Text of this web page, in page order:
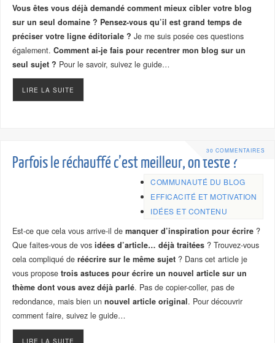
Vous êtes vous déjà demandé comment mieux cibler votre blog
sur un seul domaine ? Pensez-vous qu’il est grand temps de
préciser votre ligne éditoriale ? Je me suis posée ces questions
également. Comment ai-je fais pour recentrer mon blog sur un
seul sujet ? Pour le savoir, suivez le guide…
LIRE LA SUITE
30 COMMENTAIRES
Parfois le réchauffé c’est meilleur, on teste ?
COMMUNAUTÉ DU BLOG
EFFICACITÉ ET MOTIVATION
IDÉES ET CONTENU
Est-ce que cela vous arrive-il de manquer d’inspiration pour écrire?
Que faites-vous de vos idées d’article… déjà traitées? Trouvez-vous
cela compliqué de réécrire sur le même sujet? Dans cet article je
vous propose trois astuces pour écrire un nouvel article sur un
thème dont vous avez déjà parlé. Pas de copier-coller, pas de
redondance, mais bien un nouvel article original. Pour découvrir
comment faire, suivez le guide…
LIRE LA SUITE